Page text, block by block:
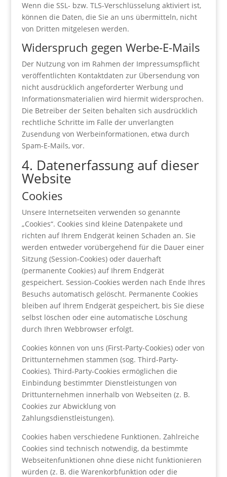
Wenn die SSL- bzw. TLS-Verschlüsselung aktiviert ist,
können die Daten, die Sie an uns übermitteln, nicht
von Dritten mitgelesen werden.
Widerspruch gegen Werbe-E-Mails
Der Nutzung von im Rahmen der Impressumspflicht
veröffentlichten Kontaktdaten zur Übersendung von
nicht ausdrücklich angeforderter Werbung und
Informationsmaterialien wird hiermit widersprochen.
Die Betreiber der Seiten behalten sich ausdrücklich
rechtliche Schritte im Falle der unverlangten
Zusendung von Werbeinformationen, etwa durch
Spam-E-Mails, vor.
4. Datenerfassung auf dieser
Website
Cookies
Unsere Internetseiten verwenden so genannte
„Cookies“. Cookies sind kleine Datenpakete und
richten auf Ihrem Endgerät keinen Schaden an. Sie
werden entweder vorübergehend für die Dauer einer
Sitzung (Session-Cookies) oder dauerhaft
(permanente Cookies) auf Ihrem Endgerät
gespeichert. Session-Cookies werden nach Ende Ihres
Besuchs automatisch gelöscht. Permanente Cookies
bleiben auf Ihrem Endgerät gespeichert, bis Sie diese
selbst löschen oder eine automatische Löschung
durch Ihren Webbrowser erfolgt.
Cookies können von uns (First-Party-Cookies) oder von
Drittunternehmen stammen (sog. Third-Party-
Cookies). Third-Party-Cookies ermöglichen die
Einbindung bestimmter Dienstleistungen von
Drittunternehmen innerhalb von Webseiten (z. B.
Cookies zur Abwicklung von
Zahlungsdienstleistungen).
Cookies haben verschiedene Funktionen. Zahlreiche
Cookies sind technisch notwendig, da bestimmte
Webseitenfunktionen ohne diese nicht funktionieren
würden (z. B. die Warenkorbfunktion oder die